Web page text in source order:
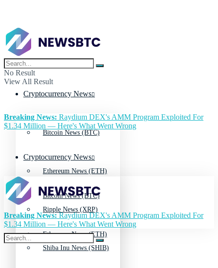
No Result
View All Result
Cryptocurrency News
Bitcoin News (BTC)
Ethereum News (ETH)
Ripple News (XRP)
Shiba Inu News (SHIB)
Breaking News: Raydium DEX's AMM Program Exploited For
$1.34 Million — Here's What Went Wrong
Cryptocurrency News
Bitcoin News (BTC)
Ethereum News (ETH)
Breaking News:Raydium DEX's AMM Program Exploited For
$1.34 Million — Here's What Went Wrong